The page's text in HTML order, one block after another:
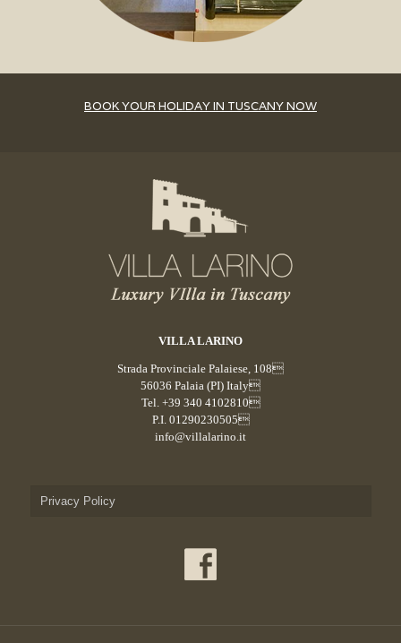
BOOK YOUR HOLIDAY IN TUSCANY NOW
VILLA LARINO
Strada Provinciale Palaiese, 108
56036 Palaia (PI) Italy
Tel. +39 340 4102810
P.I. 01290230505
info@villalarino.it
Privacy Policy